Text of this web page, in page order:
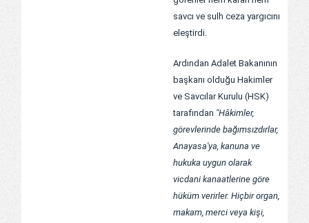
savcı ve sulh ceza yargıcını
eleştirdi.
Ardından Adalet Bakanının
başkanı olduğu Hakimler
ve Savcılar Kurulu (HSK)
tarafından "Hâkimler,
görevlerinde bağımsızdırlar,
Anayasa'ya, kanuna ve
hukuka uygun olarak
vicdani kanaatlerine göre
hüküm verirler. Hiçbir organ,
makam, merci veya kişi,